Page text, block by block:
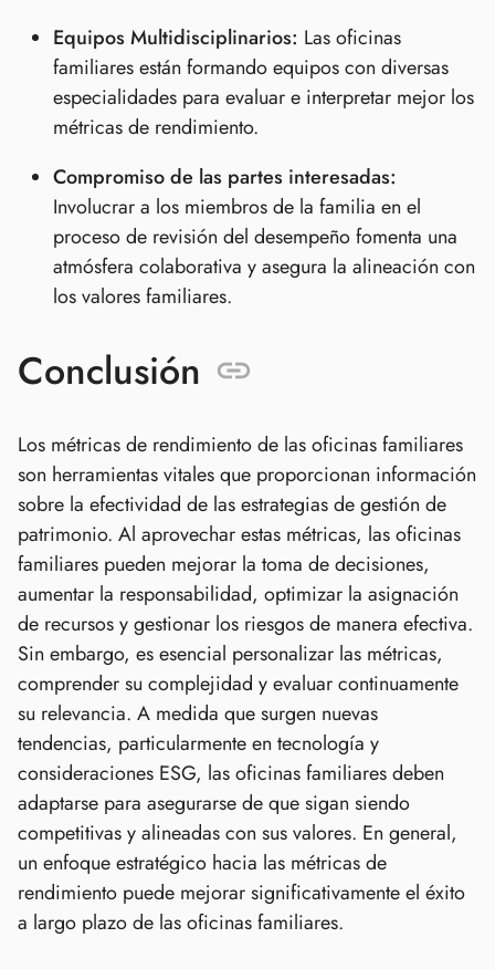
Equipos Multidisciplinarios: Las oficinas
familiares están formando equipos con diversas
especialidades para evaluar e interpretar mejor los
métricas de rendimiento.
Compromiso de las partes interesadas:
Involucrar a los miembros de la familia en el
proceso de revisión del desempeño fomenta una
atmósfera colaborativa y asegura la alineación con
los valores familiares.
Conclusión
Los métricas de rendimiento de las oficinas familiares
son herramientas vitales que proporcionan información
sobre la efectividad de las estrategias de gestión de
patrimonio. Al aprovechar estas métricas, las oficinas
familiares pueden mejorar la toma de decisiones,
aumentar la responsabilidad, optimizar la asignación
de recursos y gestionar los riesgos de manera efectiva.
Sin embargo, es esencial personalizar las métricas,
comprender su complejidad y evaluar continuamente
su relevancia. A medida que surgen nuevas
tendencias, particularmente en tecnología y
consideraciones ESG, las oficinas familiares deben
adaptarse para asegurarse de que sigan siendo
competitivas y alineadas con sus valores. En general,
un enfoque estratégico hacia las métricas de
rendimiento puede mejorar significativamente el éxito
a largo plazo de las oficinas familiares.